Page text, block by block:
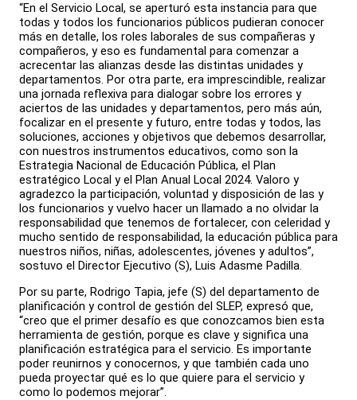
“En el Servicio Local, se aperturó esta instancia para que
todas y todos los funcionarios públicos pudieran conocer
más en detalle, los roles laborales de sus compañeras y
compañeros, y eso es fundamental para comenzar a
acrecentar las alianzas desde las distintas unidades y
departamentos. Por otra parte, era imprescindible, realizar
una jornada reflexiva para dialogar sobre los errores y
aciertos de las unidades y departamentos, pero más aún,
focalizar en el presente y futuro, entre todas y todos, las
soluciones, acciones y objetivos que debemos desarrollar,
con nuestros instrumentos educativos, como son la
Estrategia Nacional de Educación Pública, el Plan
estratégico Local y el Plan Anual Local 2024. Valoro y
agradezco la participación, voluntad y disposición de las y
los funcionarios y vuelvo hacer un llamado a no olvidar la
responsabilidad que tenemos de fortalecer, con celeridad y
mucho sentido de responsabilidad, la educación pública para
nuestros niños, niñas, adolescentes, jóvenes y adultos”,
sostuvo el Director Ejecutivo (S), Luis Adasme Padilla.
Por su parte, Rodrigo Tapia, jefe (S) del departamento de
planificación y control de gestión del SLEP, expresó que,
“creo que el primer desafío es que conozcamos bien esta
herramienta de gestión, porque es clave y significa una
planificación estratégica para el servicio. Es importante
poder reunirnos y conocernos, y que también cada uno
pueda proyectar qué es lo que quiere para el servicio y
como lo podemos mejorar”.